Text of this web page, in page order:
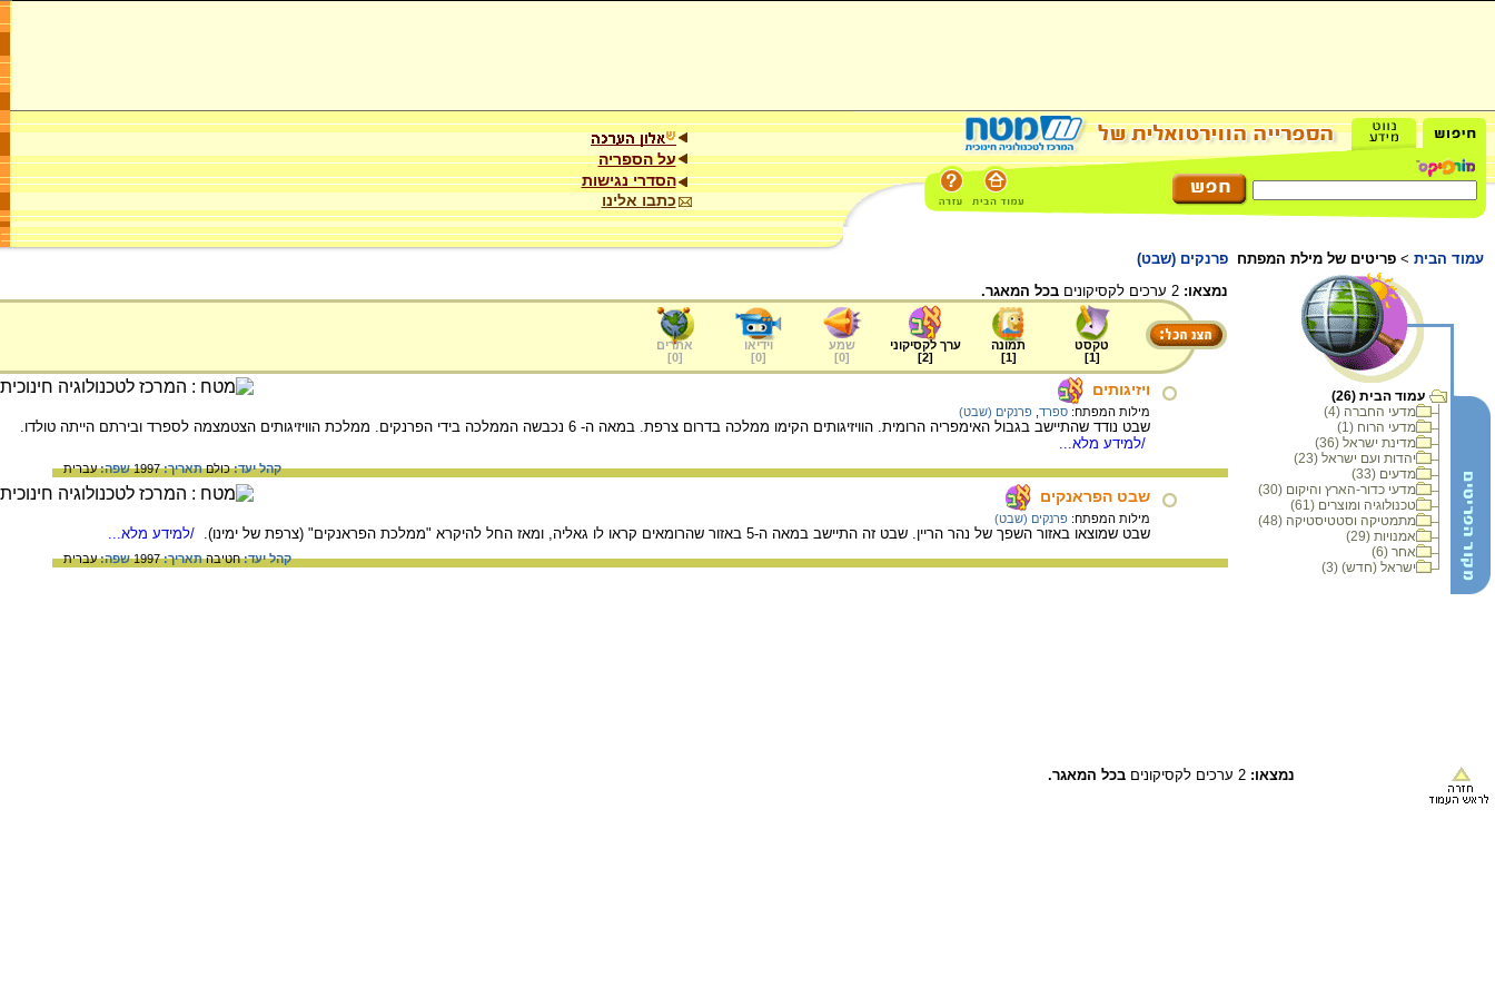
על הספריה
הסדרי נגישות
כתבו אלינו
עמוד הבית > פריטים של מילת המפתח פרנקים (שבט)
עמוד הבית (26)
מדעי החברה (4)
מדעי הרוח (1)
מדינת ישראל (36)
יהדות ועם ישראל (23)
מדעים (33)
מדעי כדור-הארץ והיקום (30)
טכנולוגיה ומוצרים (61)
מתמטיקה וסטטיסטיקה (48)
אמנויות (29)
אחר (6)
ישראל (חדש) (3)
נמצאו: בכל המאגר.
טקסט
[
1
]
תמונה
[
1
]
ערך לקסיקוני
[
2
]
שמע
[
0
]
וידיאו
[
0
]
אתרים
[
0
]
ויזיגותים
מילות המפתח: ספרד פרנקים (שבט)
שבט נודד שהתיישב בגבול האימפריה הרומית. הוויזיגותים הקימו ממלכה בדרום צרפת. במאה ה- 6 נכבשה הממלכה בידי הפרנקים. ממלכת הוויזיגותים הצטמצמה לספרד ובירתם הייתה טולדו.
/למידע מלא...
קהל יעד:כולםתאריך:1997 שפה:עברית
שבט הפראנקים
מילות המפתח: פרנקים (שבט)
שבט שמוצאו באזור השפך של נהר הריין. שבט זה התיישב במאה ה-5 באזור שהרומאים קראו לו גאליה, ומאז החל להיקרא "ממלכת הפראנקים" (צרפת של ימינו). /למידע מלא...
קהל יעד:חטיבהתאריך:1997 שפה:עברית
נמצאו: בכל המאגר.